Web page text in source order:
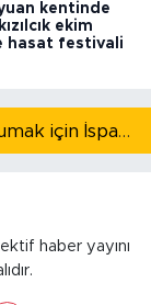
kentinde
ekim
hasat festivali
İtalya Başbakanı: Ulusal güvenliği korumak için İspanya ile Schengen kapsamındaki serbest dolaşımı askıya alıyoruz
haber yayını